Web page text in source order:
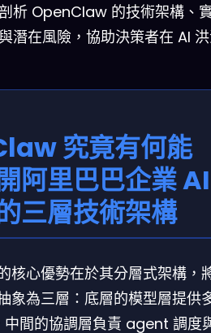
析 OpenClaw 的技術架構、
潛在風險，協助決策者在 AI
究竟有何能
阿里巴巴企業 AI
三層技術架構
核心優勢在於其分層式架構，
象為三層：底層的模型層提供
中間的協調層負責 agent 調度